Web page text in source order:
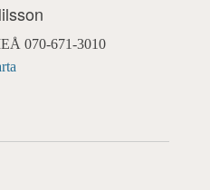
070-671-3010